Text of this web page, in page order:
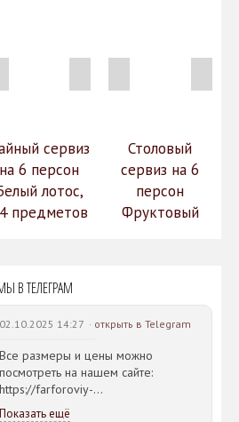
сервиз
на 6 персон
лотос,
предметов
руб.
Столовый
сервиз на 6
персон
Фруктовый
В ТЕЛЕГРАМ
02.10.2025 14:27 · открыть в Telegram
Все размеры и цены можно
посмотреть на нашем сайте:
https://farforoviy-
dvorec.ru/catalog/brands/Bohemia_JIHLAVA/
Показать ещё